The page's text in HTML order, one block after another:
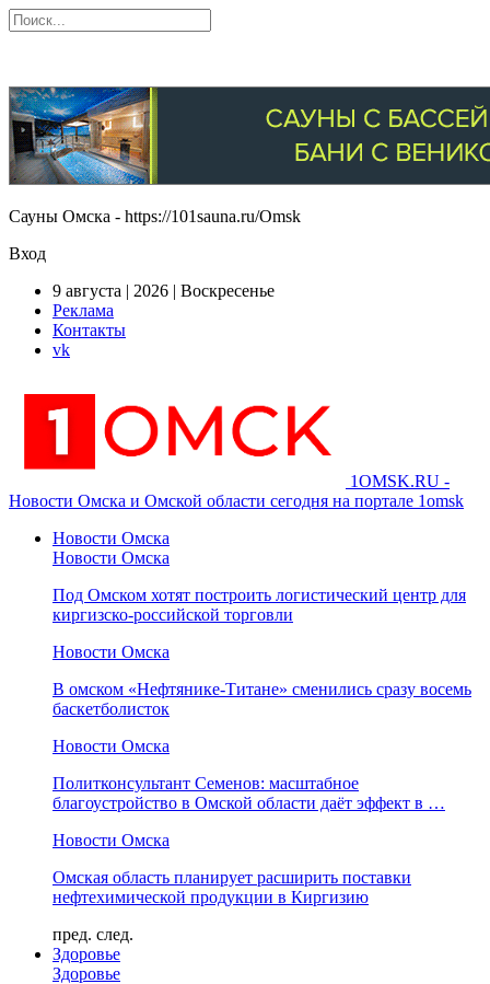
Сауны Омска - https://101sauna.ru/Omsk
Вход
9 августа | 2026 | Воскресенье
Реклама
Контакты
vk
1OMSK.RU -
Новости Омска и Омской области сегодня на портале 1omsk
Новости Омска
Новости Омска
Под Омском хотят построить логистический центр для
киргизско-российской торговли
Новости Омска
В омском «Нефтянике-Титане» сменились сразу восемь
баскетболисток
Новости Омска
Политконсультант Семенов: масштабное
благоустройство в Омской области даёт эффект в …
Новости Омска
Омская область планирует расширить поставки
нефтехимической продукции в Киргизию
пред. след.
Здоровье
Здоровье